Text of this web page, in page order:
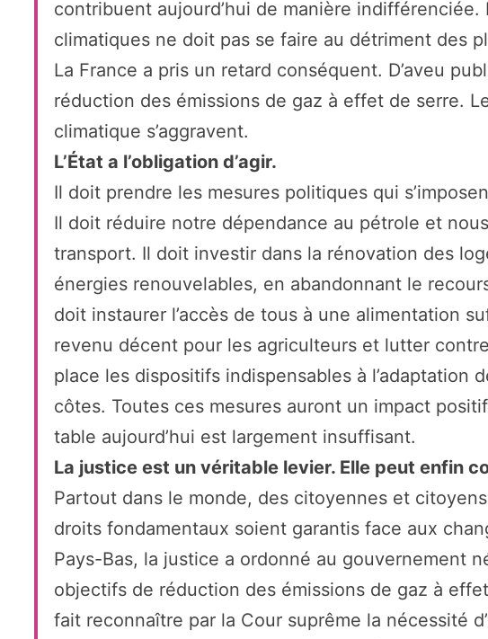
contribuent aujourd’hui de manière
climatiques ne doit pas se faire au détriment des
La France a pris un retard conséquent. D’aveu
réduction des émissions de gaz à effet de serre.
climatique s’aggravent.
L’État a l’obligation d’agir.
Il doit prendre les mesures politiques qui
Il doit réduire notre dépendance au pétrole et
transport. Il doit investir dans la rénovation des
énergies renouvelables, en abandonnant le
doit instaurer l’accès de tous à une alimentation
revenu décent pour les agriculteurs et lutter
place les dispositifs indispensables à
côtes. Toutes ces mesures auront un impact
table aujourd’hui est largement insuffisant.
La justice est un véritable levier. Elle peut enfin
Partout dans le monde, des citoyennes et
droits fondamentaux soient garantis face aux
Pays-Bas, la justice a ordonné au gouvernement
objectifs de réduction des émissions de gaz à
fait reconnaître par la Cour suprême la nécessité